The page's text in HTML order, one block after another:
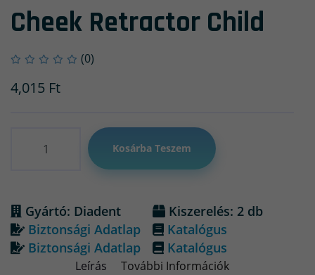
Cheek Retractor Child
(0)
4,015 Ft
Kosárba Teszem
Gyártó: Diadent
Kiszerelés: 2 db
Biztonsági Adatlap
Katalógus
Biztonsági Adatlap
Katalógus
Leírás További Információk